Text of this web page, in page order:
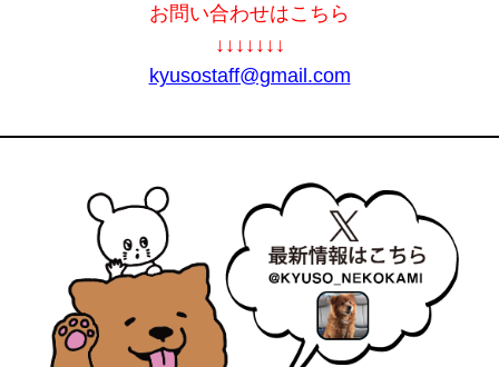
お問い合わせはこちら
↓↓↓↓↓↓↓
kyusostaff@gmail.com